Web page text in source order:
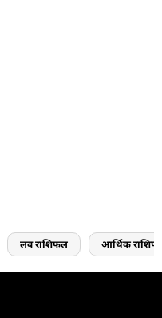
लव राशिफल आर्थिक